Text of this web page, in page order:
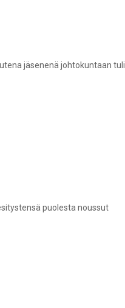
jäsenenä johtokuntaan tuli
puolesta noussut